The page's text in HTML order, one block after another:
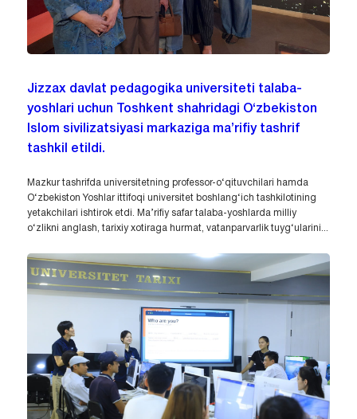
Jizzax davlat pedagogika universiteti talaba-
yoshlari uchun Toshkent shahridagi O‘zbekiston
Islom sivilizatsiyasi markaziga ma’rifiy tashrif
tashkil etildi.
Mazkur tashrifda universitetning professor-o‘qituvchilari hamda
O‘zbekiston Yoshlar ittifoqi universitet boshlang‘ich tashkilotining
yetakchilari ishtirok etdi. Ma’rifiy safar talaba-yoshlarda milliy
o‘zlikni anglash, tarixiy xotiraga hurmat, vatanparvarlik tuyg‘ularini...